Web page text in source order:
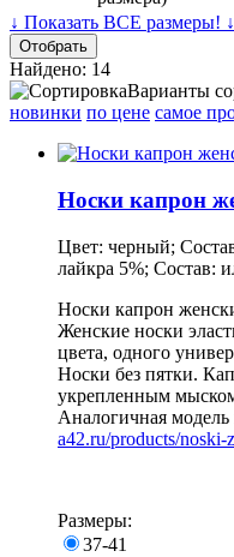
↓ Показать ВСЕ размеры! ↓
Найдено: 14
Варианты
новинки по цене самое
Носки капрон
Цвет: черный;
лайкра 5%; Состав:
Носки капрон
Женские носки
цвета, одного
Носки без пятки.
укрепленным
Аналогичная
a42.ru/products/noski-
Размеры:
37-41